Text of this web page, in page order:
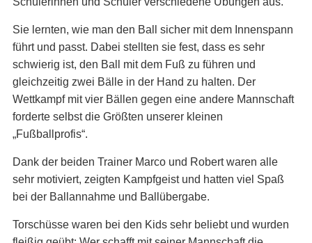
Sie lernten, wie man den Ball sicher mit dem Innenspann
führt und passt. Dabei stellten sie fest, dass es sehr
schwierig ist, den Ball mit dem Fuß zu führen und
gleichzeitig zwei Bälle in der Hand zu halten. Der
Wettkampf mit vier Bällen gegen eine andere Mannschaft
forderte selbst die Größten unserer kleinen
„Fußballprofis“.
Dank der beiden Trainer Marco und Robert waren alle
sehr motiviert, zeigten Kampfgeist und hatten viel Spaß
bei der Ballannahme und Ballübergabe.
Torschüsse waren bei den Kids sehr beliebt und wurden